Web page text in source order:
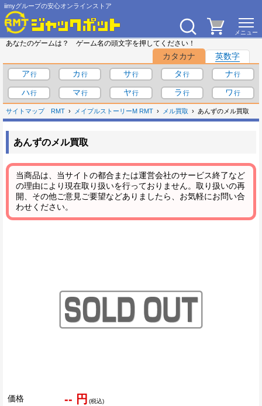
iimyグループの安心オンラインストア
あなたのゲームは？ ゲーム名の頭文字を押してください！
カタカナ
英数字
ア
カ サ タ
ナ
ハ
マ ヤ ラ ワ
サイトマップ RMT メイプルストーリーM RMT メル買取 あんずのメル買取
あんずのメル買取
当商品は、当サイトの都合または運営会社のサービス終了など
の理由により現在取り扱いを行っておりません。取り扱いの再
開、その他ご意見ご要望などありましたら、お気軽にお問い合
わせください。
価格 -- 円 (税込)